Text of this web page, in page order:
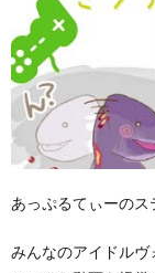
あっぷるてぃーの
みんなのアイドル